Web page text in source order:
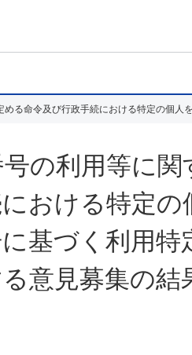
の利用等に
おける特定の
基づく利用特
意見募集の結